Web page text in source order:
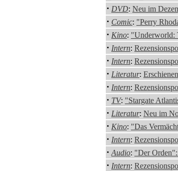
· DVD: Neu im
· Comic: "Perry
· Kino: "Underworld:
· Intern:
· Intern:
· Literatur:
· Intern:
· TV: "Stargate
· Literatur: Neu im
· Kino: "Das
· Intern:
· Audio: "Der
· Intern: